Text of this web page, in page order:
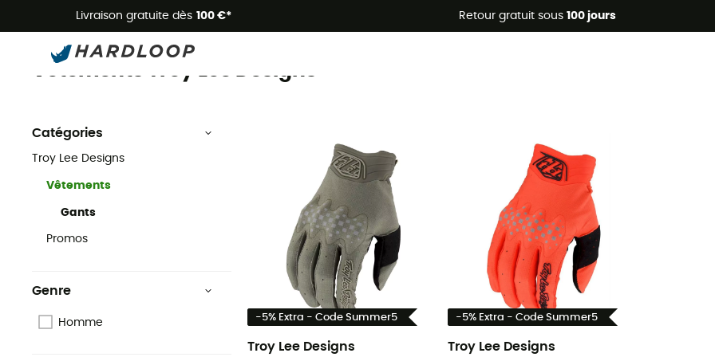
Livraison gratuite dès 100 €* Retour gratuit sous 100 jours
Promos d'été 🔥 -5 % EXTRA dès 2 produits* code Summer5
Marques Troy Lee Designs Vêtements
Vêtements Troy Lee Designs
Catégories
Troy Lee Designs
Vêtements
Gants
Promos
Genre
Homme
-5% Extra - Code Summer5
Troy Lee Designs
-5% Extra - Code Summer5
Troy Lee Designs